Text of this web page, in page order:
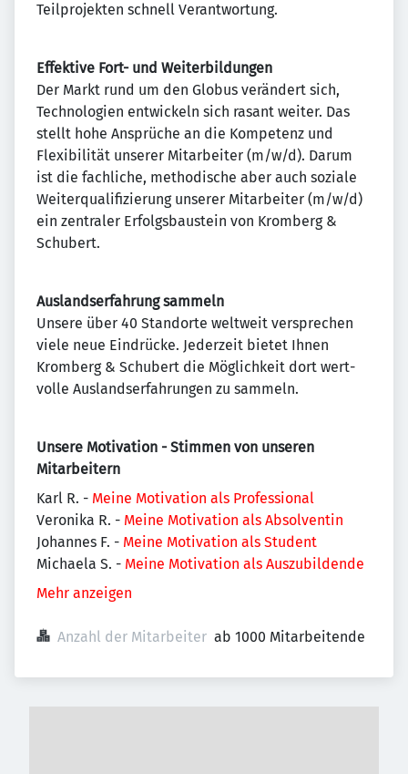
Teilprojekten schnell Verantwortung.
Effektive Fort- und Weiterbildungen
Der Markt rund um den Globus verändert sich,
Technologien entwickeln sich rasant weiter. Das
stellt hohe An­sprüche an die Kompe­tenz und
Flexi­bilität unserer Mitar­beiter (m/w/d). Darum
ist die fach­liche, metho­dische aber auch soziale
Weiterqualifizierung unserer Mitar­beiter (m/w/d)
ein zentraler Erfolgsbaustein von Kromberg &
Schubert.
Auslandserfahrung sammeln
Unsere über 40 Stand­orte weltweit ver­spre­chen
viele neue Ein­drücke. Jeder­zeit bietet Ihnen
Kromberg & Schubert die Mög­lich­keit dort wert­
volle Auslandserfahrungen zu sammeln.
Unsere Motivation - Stimmen von unseren
Mitarbeitern
Karl R. - Meine Motivation als Professional
Veronika R. - Meine Motivation als Absolventin
Johannes F. - Meine Motivation als Student
Michaela S. - Meine Motivation als Auszubildende
Mehr anzeigen
Anzahl der Mitarbeiter ab 1000 Mitarbeitende